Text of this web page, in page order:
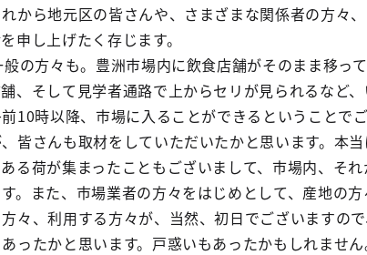
から地元区の皆さんや、さまざまな関係者の方々
申し上げたく存じます。
の方々も。豊洲市場内に飲食店舗がそのまま移っ
、そして見学者通路で上からセリが見られるなど
10時以降、市場に入ることができるということでご
皆さんも取材をしていただいたかと思います。本当
る荷が集まったこともございまして、市場内、そ
。また、市場業者の方々をはじめとして、産地の
々、利用する方々が、当然、初日でございますの
ったかと思います。戸惑いもあったかもしれませ